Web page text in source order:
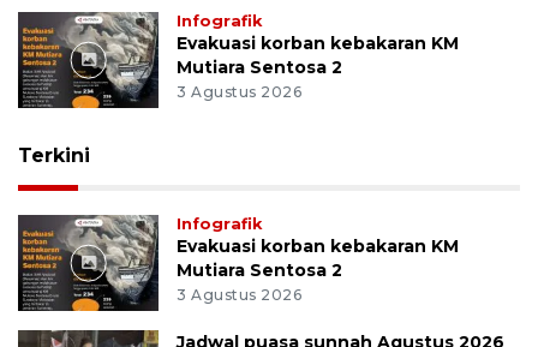
Infografik
Evakuasi korban kebakaran KM
Mutiara Sentosa 2
3 Agustus 2026
Terkini
Infografik
Evakuasi korban kebakaran KM
Mutiara Sentosa 2
3 Agustus 2026
Jadwal puasa sunnah Agustus 2026